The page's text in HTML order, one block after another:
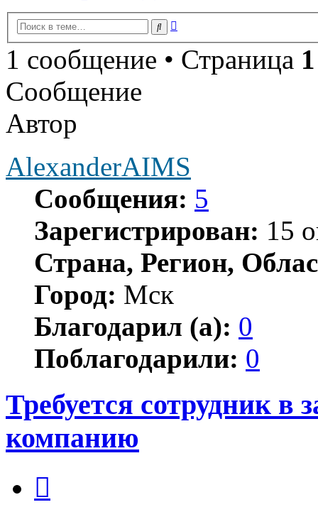
Поиск
1 сообщение • Страница 1
Сообщение
Автор
AlexanderAIMS
Сообщения: 5
Зарегистрирован: 15
Страна, Регион,
Город: Мск
Благодарил (а): 0
Поблагодарили: 0
Требуется сотрудник в
компанию